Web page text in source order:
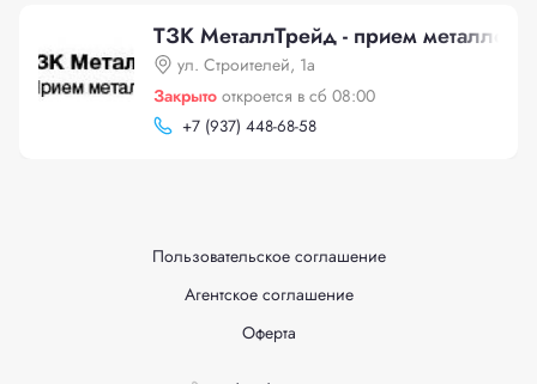
ТЗК МеталлТрейд - прием
ул. Строителей, 1а
Закрыто откроется в сб 08:00
+7 (937) 448-68-58
Пользовательское соглашение
Агентское соглашение
Оферта